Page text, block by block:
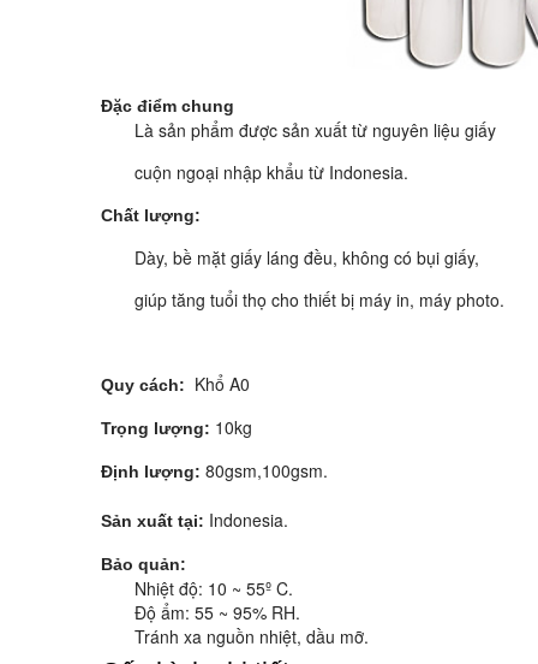
Đặc điểm chung
Là sản phẩm được sản xuất từ nguyên liệu giấy
cuộn ngoại nhập khẩu từ Indonesia.
Chất lượng:
Dày, bề mặt giấy láng đều, không có bụi giấy,
giúp tăng tuổi thọ cho thiết bị máy in, máy photo.
Quy cách: Khổ A0
Trọng lượng: 10kg
Định lượng: 80gsm,100gsm.
Sản xuất tại: Indonesia.
Bảo quản:
Nhiệt độ: 10 ~ 55º C.
Độ ẩm: 55 ~ 95% RH.
Tránh xa nguồn nhiệt, dầu mỡ.